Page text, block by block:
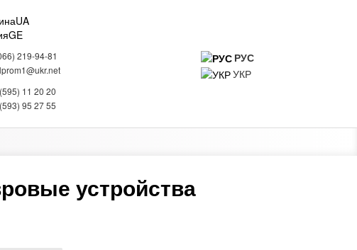
UA
GE
219-94-81
11 20 20
95 27 55
РУС
УКР
ИНФОРМАЦИЯ О КОМПАНИИ
устройства